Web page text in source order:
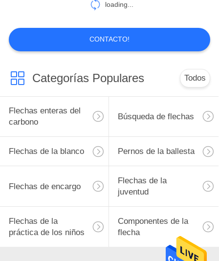
FÁBRICA
DE
CALIDAD
ÉNTRENOS
EN
CONTACTO
PIDA
UNA
CITA
loading...
CONTACTO!
Categorías Populares Todos
Flechas enteras del
carbono
Búsqueda de flechas
Flechas de la blanco Pernos de la ballesta
Flechas de encargo
Flechas de la
juventud
Flechas de la
práctica de los niños
Componentes de la
flecha